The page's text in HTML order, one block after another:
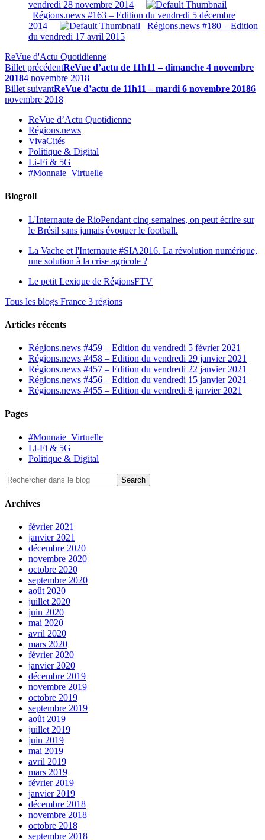
vendredi 28 novembre 2014
Régions.news #163 – Edition du vendredi 5 décembre
2014
Régions.news #180 – Edition
du vendredi 17 avril 2015
ReVue d'Actu Quotidienne
Billet précédentReVue d’actu de 11h11 – dimanche 4 novembre
20184 novembre 2018
Billet suivantReVue d’actu de 11h11 – mardi 6 novembre 20186
novembre 2018
ReVue d’Actu Quotidienne
Régions.news
VivaCités
Politique & Digital
Li-Fi & 5G
#Monnaie_Virtuelle
Blogroll
L'Internaute de RioPendant cinq semaines, on peut écrire sur
le Brésil sans jamais évoquer le football.
La Vache et l'Internaute #SIA2016. La révolution numérique,
une solution à la crise agricole ?
Le petit Lexique de RégionsFTV
Tous les blogs France 3 régions
Articles récents
Régions.news #459 – Edition du vendredi 5 février 2021
Régions.news #458 – Edition du vendredi 29 janvier 2021
Régions.news #457 – Edition du vendredi 22 janvier 2021
Régions.news #456 – Edition du vendredi 15 janvier 2021
Régions.news #455 – Edition du vendredi 8 janvier 2021
Pages
#Monnaie_Virtuelle
Li-Fi & 5G
Politique & Digital
Archives
février 2021
janvier 2021
décembre 2020
novembre 2020
octobre 2020
septembre 2020
août 2020
juillet 2020
juin 2020
mai 2020
avril 2020
mars 2020
février 2020
janvier 2020
décembre 2019
novembre 2019
octobre 2019
septembre 2019
août 2019
juillet 2019
juin 2019
mai 2019
avril 2019
mars 2019
février 2019
janvier 2019
décembre 2018
novembre 2018
octobre 2018
septembre 2018